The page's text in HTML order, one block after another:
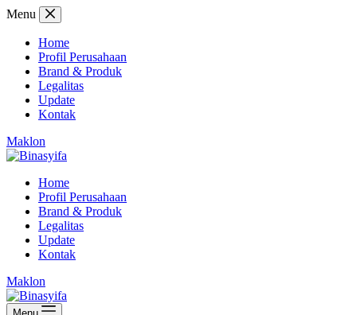
Skip
content
Menu
Home
Profil Perusahaan
Brand & Produk
Legalitas
Update
Kontak
Maklon
Home
Profil Perusahaan
Brand & Produk
Legalitas
Update
Kontak
Maklon